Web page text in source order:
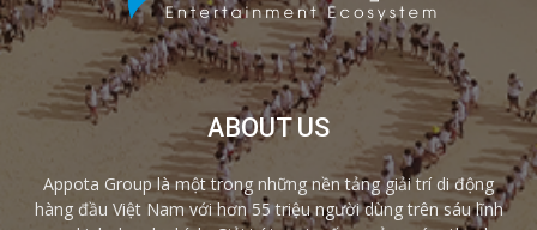
ABOUT US
Appota Group là một trong những nền tảng giải trí di động
hàng đầu Việt Nam với hơn 55 triệu người dùng trên sáu lĩnh